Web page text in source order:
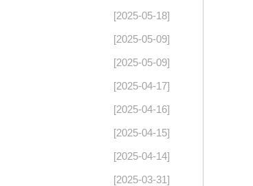
[2025-05-18]
[2025-05-09]
[2025-05-09]
[2025-04-17]
[2025-04-16]
[2025-04-15]
[2025-04-14]
[2025-03-31]